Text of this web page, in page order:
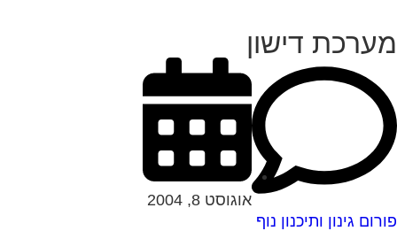
דישון
גינון ותיכנון נוף
אוגוסט 8, 2004